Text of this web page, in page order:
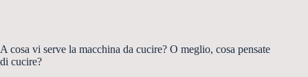
A cosa vi serve la macchina da cucire? O meglio, cosa pensate
di cucire?